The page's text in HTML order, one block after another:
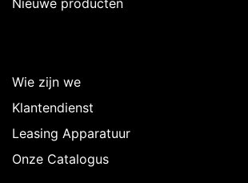
Wie zijn we
Klantendienst
Leasing Apparatuur
Onze Catalogus